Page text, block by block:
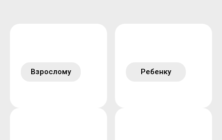
Взрослому Ребенку